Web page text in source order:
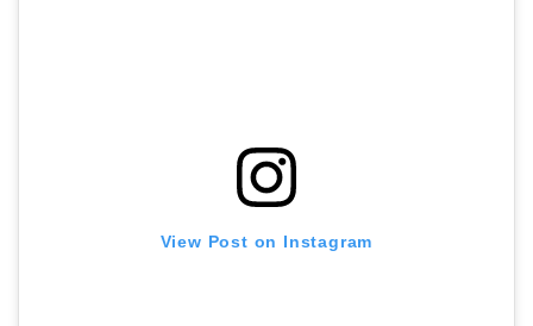
View Post on Instagram